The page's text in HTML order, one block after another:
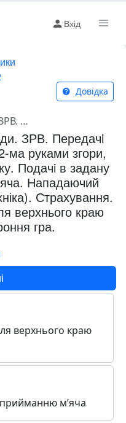
Вхід
сiтки. Двостороння гра.
Довідка
ЗРВ. Передачi
ма руками згори,
Подачi в задану
Нападаючий
Страхування.
верхнього краю
гра.
верхнього краю
м’яча